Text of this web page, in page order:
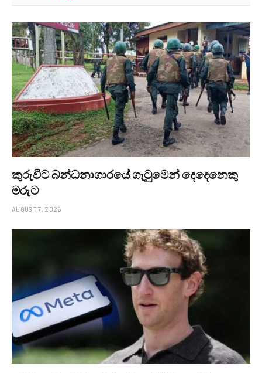
කුරුවිට බන්ධනාගාරයේ ගැටුමෙන් දෙදෙනෙකු
මරුට
AUGUST 7, 2026